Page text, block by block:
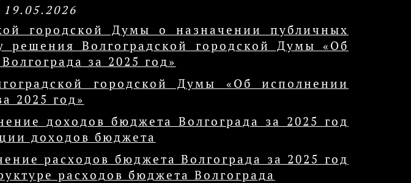
городской Думы о назначении публичных
решения Волгоградской городской Думы «Об
за 2025 год»
городской Думы «Об исполнении
2025 год»
доходов бюджета Волгограда за 2025 год
доходов бюджета
расходов бюджета Волгограда за 2025 год
расходов бюджета Волгограда